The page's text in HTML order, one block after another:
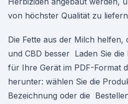
von höchster Qualität zu
Die Fette aus der Milch helfen,
und CBD besser Laden Sie die
für Ihre Gerät im PDF-Format
herunter: wählen Sie die
Bezeichnung oder die